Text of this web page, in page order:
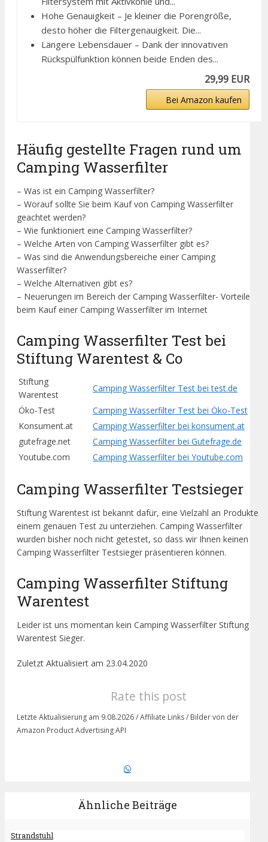
Hohe Genauigkeit – Je kleiner die Porengröße,
desto höher die Filtergenauigkeit. Die...
Längere Lebensdauer – Dank der innovativen
Rückspülfunktion können beide Enden des...
29,99 EUR
Bei Amazon kaufen
Häufig gestellte Fragen rund um
Camping Wasserfilter
– Was ist ein Camping Wasserfilter?
– Worauf sollte Sie beim Kauf von Camping Wasserfilter
geachtet werden?
– Wie funktioniert eine Camping Wasserfilter?
– Welche Arten von Camping Wasserfilter gibt es?
– Was sind die Anwendungsbereiche einer Camping
Wasserfilter?
– Welche Alternativen gibt es?
– Neuerungen im Bereich der Camping Wasserfilter- Vorteile
beim Kauf einer Camping Wasserfilter im Internet
Camping Wasserfilter Test bei
Stiftung Warentest & Co
Stiftung
Warentest
Camping Wasserfilter Test bei test.de
Öko-Test
Camping Wasserfilter Test bei Öko-Test
Konsument.at
Camping Wasserfilter bei konsument.at
gutefrage.net
Camping Wasserfilter bei Gutefrage.de
Youtube.com
Camping Wasserfilter bei Youtube.com
Camping Wasserfilter Testsieger
Stiftung Warentest ist bekannt dafür, eine Vielzahl an Produkte
einem genauen Test zu unterziehen. Camping Wasserfilter
wurden bisher noch nicht getestet, so dass wir Ihnen keinen
Camping Wasserfilter Testsieger präsentieren können.
Camping Wasserfilter Stiftung
Warentest
Leider ist uns momentan kein Camping Wasserfilter Stiftung
Warentest Sieger.
Zuletzt Aktualisiert am 23.04.2020
Rate this post
Letzte Aktualisierung am 9.08.2026 / Affiliate Links / Bilder von der
Amazon Product Advertising API
Ähnliche Beiträge
Strandstuhl